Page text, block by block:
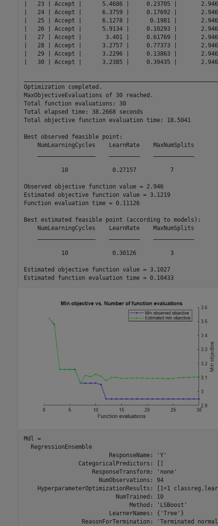
|   23 | Accept |      5.4686 |     0.23705 |
|   24 | Accept |      6.3759 |     0.17692 |
|   25 | Accept |      6.1278 |      0.1981 |
|   26 | Accept |      5.9134 |     0.10293 |
|   27 | Accept |       3.401 |     0.61769 |
|   28 | Accept |      3.2757 |     0.77373 |
|   29 | Accept |      3.2296 |     0.13863 |
|   30 | Accept |      3.2385 |     0.39435 |
Optimization completed.
MaxObjectiveEvaluations of 30 reached.
Total function evaluations: 30
Total elapsed time: 38.2668 seconds
Total objective function evaluation time: 18.5041
Best observed feasible point:
    NumLearningCycles    LearnRate    MaxNumSplits
           10             0.27157          7
Observed objective function value = 2.946
Estimated objective function value = 3.1219
Function evaluation time = 0.11126
Best estimated feasible point (according to models):
    NumLearningCycles    LearnRate    MaxNumSplits
           10             0.30126          3
Estimated objective function value = 3.1027
Estimated function evaluation time = 0.10433
Mdl =
  RegressionEnsemble
                         ResponseName: 'Y'
                CategoricalPredictors: []
                    ResponseTransform: 'none'
                      NumObservations: 94
HyperparameterOptimizationResults: [1×1
                           NumTrained: 10
                               Method: 'LSBoost'
                         LearnerNames: {'Tree'}
ReasonForTermination: 'Terminated